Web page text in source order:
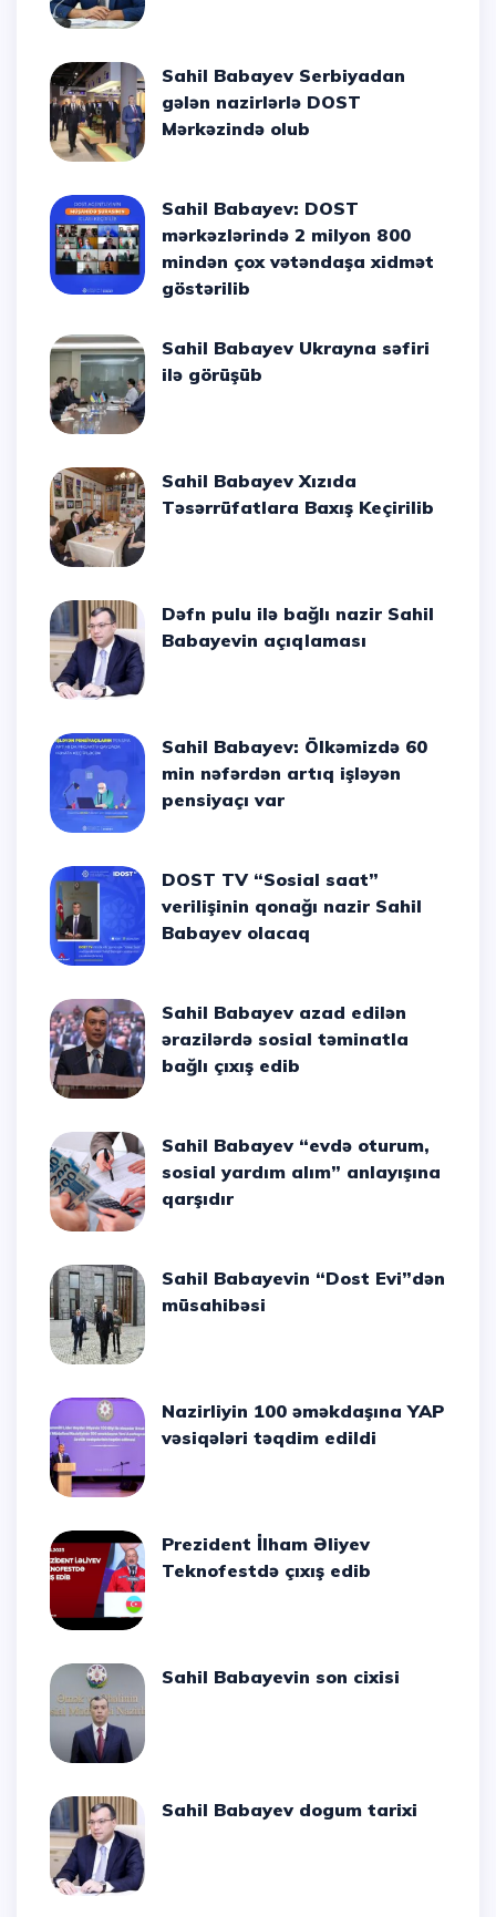
Sahil Babayev Serbiyadan
gələn nazirlərlə DOST
Mərkəzində olub
Sahil Babayev: DOST
mərkəzlərində 2 milyon 800
mindən çox vətəndaşa xidmət
göstərilib
Sahil Babayev Ukrayna səfiri
ilə görüşüb
Sahil Babayev Xızıda
Təsərrüfatlara Baxış Keçirilib
Dəfn pulu ilə bağlı nazir Sahil
Babayevin açıqlaması
Sahil Babayev: Ölkəmizdə 60
min nəfərdən artıq işləyən
pensiyaçı var
DOST TV “Sosial saat”
verilişinin qonağı nazir Sahil
Babayev olacaq
Sahil Babayev azad edilən
ərazilərdə sosial təminatla
bağlı çıxış edib
Sahil Babayev “evdə oturum,
sosial yardım alım” anlayışına
qarşıdır
Sahil Babayevin “Dost Evi”dən
müsahibəsi
Nazirliyin 100 əməkdaşına YAP
vəsiqələri təqdim edildi
Prezident İlham Əliyev
Teknofestdə çıxış edib
Sahil Babayevin son cixisi
Sahil Babayev dogum tarixi